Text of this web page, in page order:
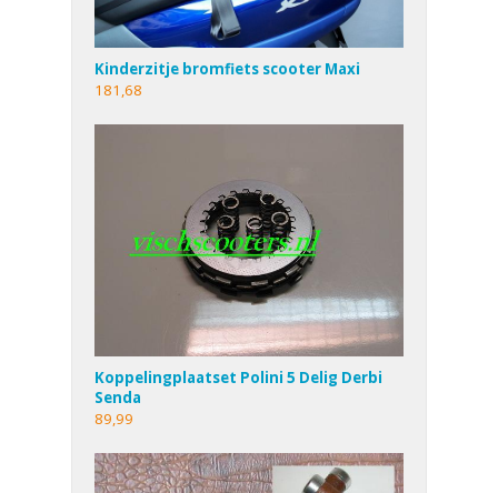
Kinderzitje bromfiets scooter Maxi
181,68
Koppelingplaatset Polini 5 Delig Derbi
Senda
89,99